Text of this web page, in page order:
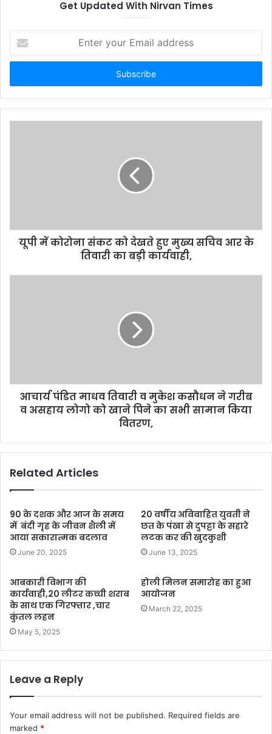
तकनीकि’ पर संवाद
Get Updated With Nirvan Times
your
Email
यूपी में कोरोना संकट को देखते हुए मुख्य सचिव आर के
तिवारी का बड़ी कार्यवाही,
आचार्य पंडित माधव तिवारी व मुकेश कसौधन ने गरीब
व असहाय लोगो को खाने पिने का सभी सामान किया
वितरण,
Related Articles
90 के दशक और आज के समय
में बंदी गृह के जीवन शैली में
आया सकारात्मक बदलाव
June 20, 2025
20 वर्षीय अविवाहित युवती ने
छत के पंखा से दुपट्टा के सहारे
लटक कर की खुदकुशी
June 13, 2025
आबकारी विभाग की
कार्यवाही,20 लीटर कच्ची शराब
के साथ एक गिरफ्तार ,चार
कुंतल लहन
May 5, 2025
होली मिलन समारोह का हुआ
आयोजन
March 22, 2025
Leave a Reply
Your email address will not be published. Required fields are
marked *